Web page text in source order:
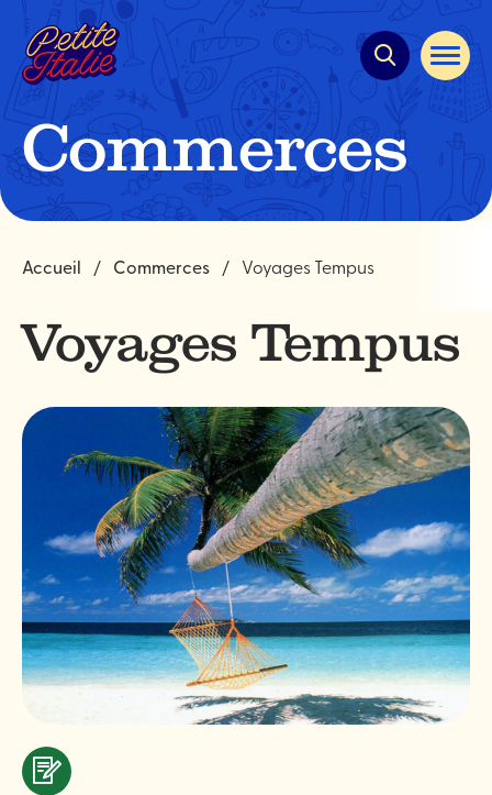
Navigation
rapide
Ouvrir
la
du
site
Commerces
Accueil Commerces Voyages Tempus
Voyages Tempus
Services